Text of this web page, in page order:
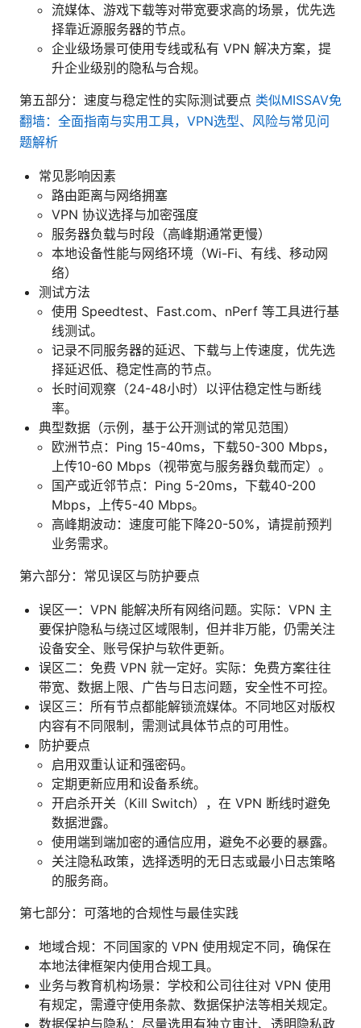
流媒体、游戏下载等对带宽要求高的场景，优先选
择靠近源服务器的节点。
企业级场景可使用专线或私有 VPN 解决方案，提
升企业级别的隐私与合规。
第五部分：速度与稳定性的实际测试要点 类似MISSAV免
翻墙：全面指南与实用工具，VPN选型、风险与常见问
题解析
常见影响因素
路由距离与网络拥塞
VPN 协议选择与加密强度
服务器负载与时段（高峰期通常更慢）
本地设备性能与网络环境（Wi-Fi、有线、移动网
络）
测试方法
使用 Speedtest、Fast.com、nPerf 等工具进行基
线测试。
记录不同服务器的延迟、下载与上传速度，优先选
择延迟低、稳定性高的节点。
长时间观察（24-48小时）以评估稳定性与断线
率。
典型数据（示例，基于公开测试的常见范围）
欧洲节点：Ping 15-40ms，下载50-300 Mbps，
上传10-60 Mbps（视带宽与服务器负载而定）。
国产或近邻节点：Ping 5-20ms，下载40-200
Mbps，上传5-40 Mbps。
高峰期波动：速度可能下降20-50%，请提前预判
业务需求。
第六部分：常见误区与防护要点
误区一：VPN 能解决所有网络问题。实际：VPN 主
要保护隐私与绕过区域限制，但并非万能，仍需关注
设备安全、账号保护与软件更新。
误区二：免费 VPN 就一定好。实际：免费方案往往
带宽、数据上限、广告与日志问题，安全性不可控。
误区三：所有节点都能解锁流媒体。不同地区对版权
内容有不同限制，需测试具体节点的可用性。
防护要点
启用双重认证和强密码。
定期更新应用和设备系统。
开启杀开关（Kill Switch），在 VPN 断线时避免
数据泄露。
使用端到端加密的通信应用，避免不必要的暴露。
关注隐私政策，选择透明的无日志或最小日志策略
的服务商。
第七部分：可落地的合规性与最佳实践
地域合规：不同国家的 VPN 使用规定不同，确保在
本地法律框架内使用合规工具。
业务与教育机构场景：学校和公司往往对 VPN 使用
有规定，需遵守使用条款、数据保护法等相关规定。
数据保护与隐私：尽量选用有独立审计、透明隐私政